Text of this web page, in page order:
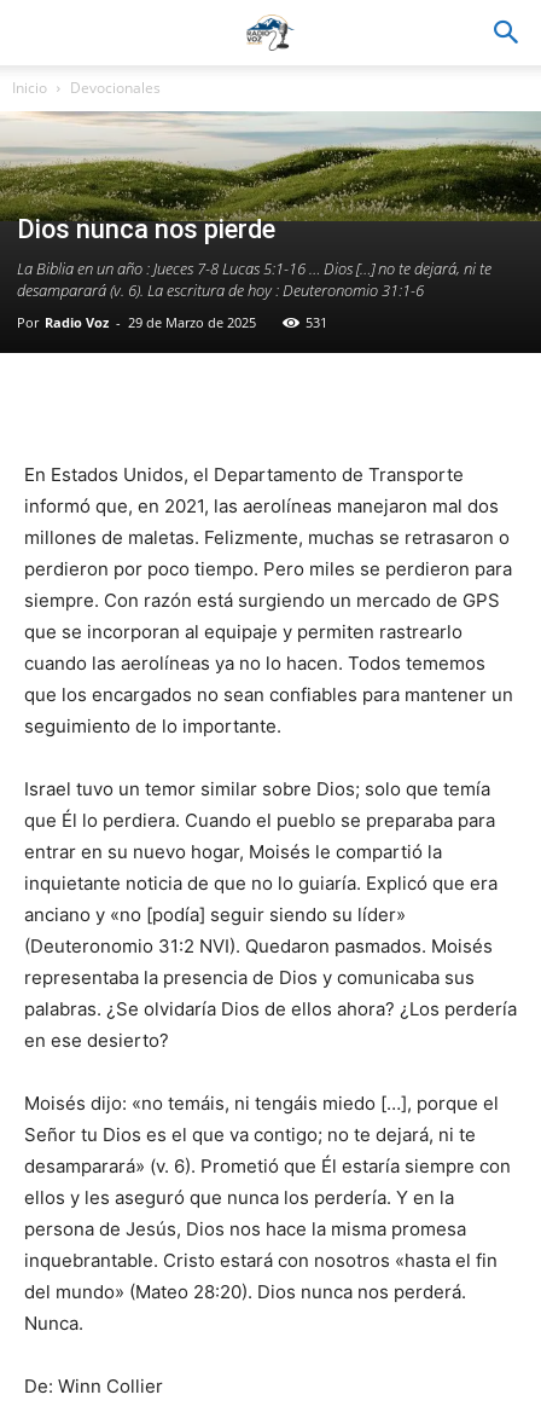
Inicio Devocionales
Dios nunca nos pierde
La Biblia en un año : Jueces 7-8 Lucas 5:1-16 … Dios […] no te dejará, ni te
desamparará (v. 6). La escritura de hoy : Deuteronomio 31:1-6
Por Radio Voz - 29 de Marzo de 2025 531
En Estados Unidos, el Departamento de Transporte
informó que, en 2021, las aerolíneas manejaron mal dos
millones de maletas. Felizmente, muchas se retrasaron o
perdieron por poco tiempo. Pero miles se perdieron para
siempre. Con razón está surgiendo un mercado de GPS
que se incorporan al equipaje y permiten rastrearlo
cuando las aerolíneas ya no lo hacen. Todos tememos
que los encargados no sean confiables para mantener un
seguimiento de lo importante.
Israel tuvo un temor similar sobre Dios; solo que temía
que Él lo perdiera. Cuando el pueblo se preparaba para
entrar en su nuevo hogar, Moisés le compartió la
inquietante noticia de que no lo guiaría. Explicó que era
anciano y «no [podía] seguir siendo su líder»
(Deuteronomio 31:2 NVI). Quedaron pasmados. Moisés
representaba la presencia de Dios y comunicaba sus
palabras. ¿Se olvidaría Dios de ellos ahora? ¿Los perdería
en ese desierto?
Moisés dijo: «no temáis, ni tengáis miedo […], porque el
Señor tu Dios es el que va contigo; no te dejará, ni te
desamparará» (v. 6). Prometió que Él estaría siempre con
ellos y les aseguró que nunca los perdería. Y en la
persona de Jesús, Dios nos hace la misma promesa
inquebrantable. Cristo estará con nosotros «hasta el fin
del mundo» (Mateo 28:20). Dios nunca nos perderá.
Nunca.
De: Winn Collier